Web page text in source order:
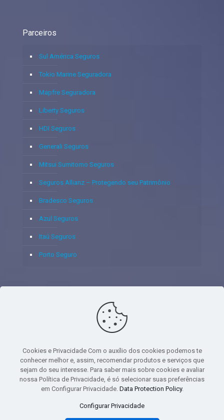
Parceiros
Sul América Seguros
Tokio Marine Seguradora
Mapfre Seguradora
Liberty Seguros
HDI Seguros
Generali Seguros
Mitsui Sumitomo Seguros
Seguros Allianz – Protegendo seu Patrimônio
Bradesco Seguros
Azul Seguros
Itaú Seguros
Porto Seguro
© 2020 - Yoshie & Maia Corretora de Seguros Ltda - CNPJ:
05.459.716/0001-75 - SUSEP: 100637106 AV DOS
PAVIMENTO - CEP 06.020-012 - VILA YARA - OSASCO - UF SP -
TELEFONE - (11) 8251-9266
Cookies e Privacidade Com o auxílio dos cookies podemos te
conhecer melhor e, assim, recomendar produtos e serviços que
sejam do seu interesse. Para saber mais sobre cookies e avaliar
nossa Política de Privacidade, é só selecionar suas preferências
em Configurar Privacidade. Data Protection Policy.
Configurar Privacidade
1.23, user_data: { email_address: 'johnsmith@email.com', phone_number:
'1234567890', address: { first_name: 'john', last_name: 'smith', city: